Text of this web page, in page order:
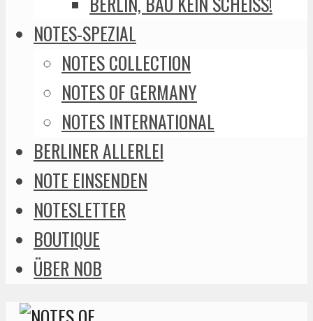
NOTES-SPEZIAL
NOTES COLLECTION
NOTES OF GERMANY
NOTES INTERNATIONAL
BERLINER ALLERLEI
NOTE EINSENDEN
NOTESLETTER
BOUTIQUE
ÜBER NOB